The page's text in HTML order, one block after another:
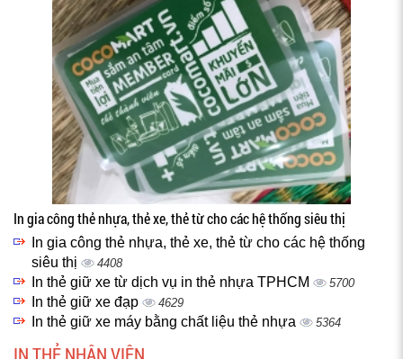
In gia công thẻ nhựa, thẻ xe, thẻ từ cho các hệ thống siêu thị
In gia công thẻ nhựa, thẻ xe, thẻ từ cho các hệ thống
siêu thị
4408
In thẻ giữ xe từ dịch vụ in thẻ nhựa TPHCM 5700
In thẻ giữ xe đạp 4629
In thẻ giữ xe máy bằng chất liệu thẻ nhựa 5364
IN THẺ NHÂN VIÊN